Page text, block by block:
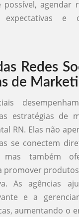
possível, agendar
e
Redes
de
estratégias de
RN. Elas não
se conectem
mas também
promover
As agências
e a
aumentando o